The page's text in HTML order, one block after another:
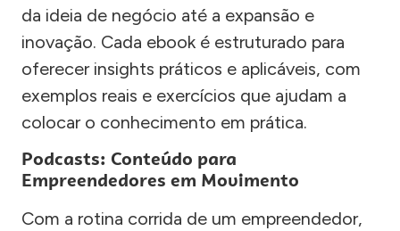
da ideia de negócio até a expansão e
inovação. Cada ebook é estruturado para
oferecer insights práticos e aplicáveis, com
exemplos reais e exercícios que ajudam a
colocar o conhecimento em prática.
Podcasts: Conteúdo para
Empreendedores em Movimento
Com a rotina corrida de um empreendedor,